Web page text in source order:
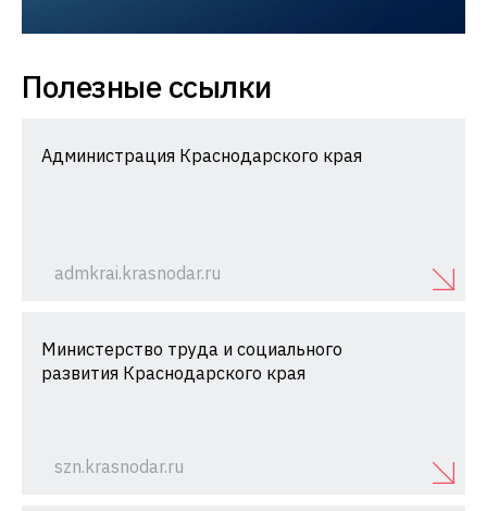
Полезные ссылки
Администрация Краснодарского края
admkrai.krasnodar.ru
Министерство труда и социального
развития Краснодарского края
szn.krasnodar.ru